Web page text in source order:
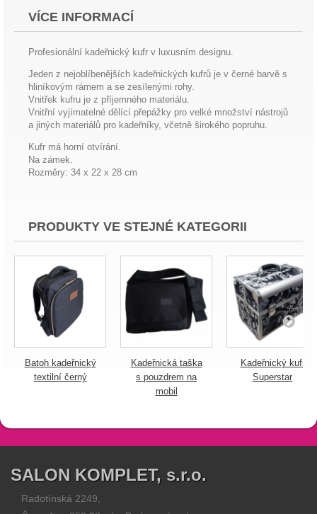
VÍCE INFORMACÍ
Profesionální kadeřnický kufr v luxusním designu.
Jeden z nejoblíbenějších kadeřnických kufrů je v černé barvě s
hliníkovým rámem a se zesílenými rohy.
Vnitřek kufru je z příjemného materiálu.
Vnitřní vyjímatelné dělící přepážky pro velké množství nástrojů
a jiných materiálů pro kadeřníky, včetně širokého popruhu.
Kufr má horní otvírání.
Na zámek.
Rozměry: 34 x 22 x 28 cm
PRODUKTY VE STEJNÉ KATEGORII
Batoh kadeřnický
textilní černý
Kadeřnická taška
s pouzdrem na
mobil
Kadeřnický kufr
Superstar
SALON KOMPLET, s.r.o.
Radotínská 2249,